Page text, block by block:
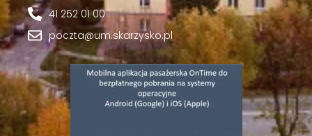
41 252 01 00
poczta@um.skarzysko.pl